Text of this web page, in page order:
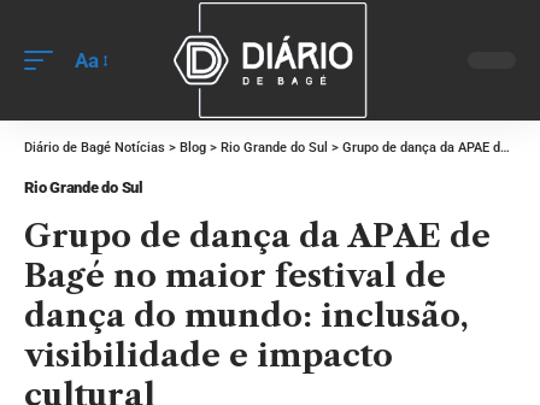
Aa
Diário de Bagé Notícias > Blog > Rio Grande do Sul > Grupo de dança da APAE de Bagé no maior festival de dança do mundo: inclusão, visibilidade e impacto cultural
Rio Grande do Sul
Grupo de dança da APAE de
Bagé no maior festival de
dança do mundo: inclusão,
visibilidade e impacto
cultural